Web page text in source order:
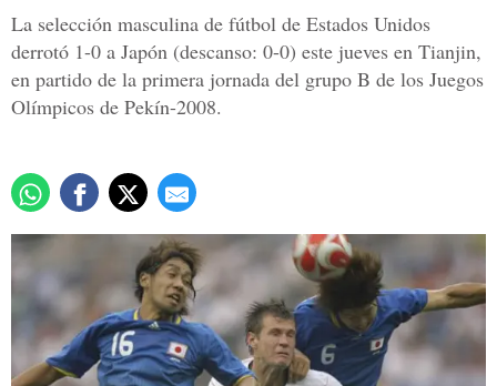
La selección masculina de fútbol de Estados Unidos
derrotó 1-0 a Japón (descanso: 0-0) este jueves en Tianjin,
en partido de la primera jornada del grupo B de los Juegos
Olímpicos de Pekín-2008.